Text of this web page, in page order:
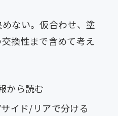
ない。仮合わせ、塗
換性まで含めて考え
から読む
イド/リアで分ける